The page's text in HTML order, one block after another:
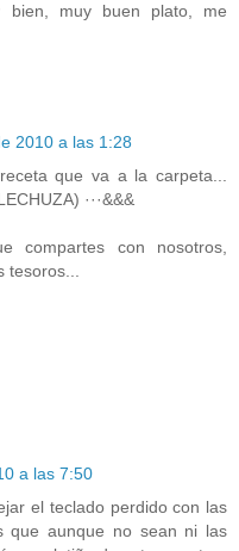
bien, muy buen plato, me
2010 a las 1:28
que va a la carpeta...
···&&&
compartes con nosotros,
tesoros...
a las 7:50
el teclado perdido con las
que aunque no sean ni las